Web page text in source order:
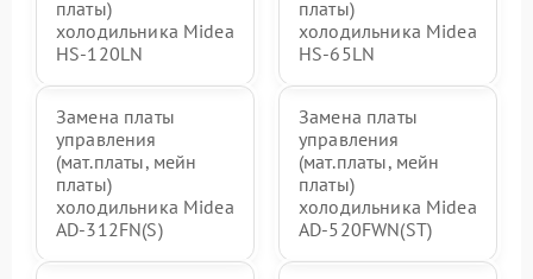
платы)
холодильника Midea
HS-120LN
платы)
холодильника Midea
HS-65LN
Замена платы
управления
(мат.платы, мейн
платы)
холодильника Midea
AD-312FN(S)
Замена платы
управления
(мат.платы, мейн
платы)
холодильника Midea
AD-520FWN(ST)